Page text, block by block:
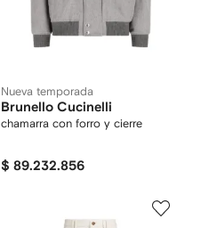
Nueva temporada
Brunello Cucinelli
chamarra con forro y cierre
$ 89.232.856